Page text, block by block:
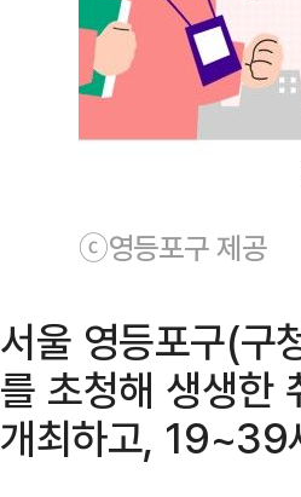
ⓒ영등포구 제공
서울 영등포구(구
를 초청해 생생한
개최하고, 19~39